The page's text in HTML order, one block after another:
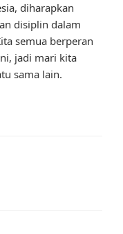
diharapkan
disiplin dalam
semua berperan
jadi mari kita
sama lain.